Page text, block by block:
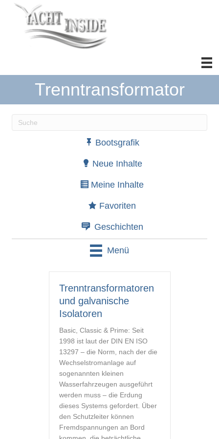
Trenntransformator
Wenn die Ergebnisse der automatischen
Bootsgrafik
Neue Inhalte
Meine Inhalte
Favoriten
Geschichten
Menü
Trenntransformatoren
und galvanische
Isolatoren
Basic, Classic & Prime: Seit
1998 ist laut der DIN EN ISO
13297 – die Norm, nach der die
Wechselstromanlage auf
sogenannten kleinen
Wasserfahrzeugen ausgeführt
werden muss – die Erdung
dieses Systems gefordert. Über
den Schutzleiter können
Fremdspannungen an Bord